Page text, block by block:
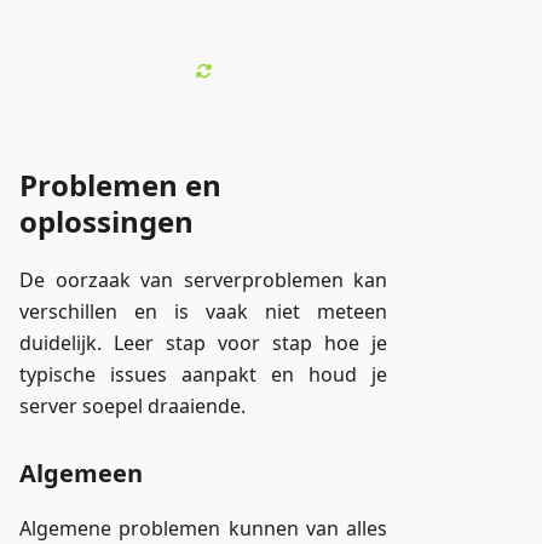
Problemen en
oplossingen
De oorzaak van serverproblemen kan
verschillen en is vaak niet meteen
duidelijk. Leer stap voor stap hoe je
typische issues aanpakt en houd je
server soepel draaiende.
Algemeen
Algemene problemen kunnen van alles